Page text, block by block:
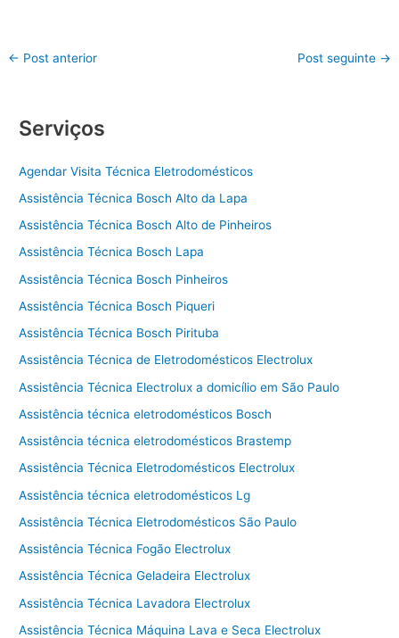
← Post anterior Post seguinte →
Serviços
Agendar Visita Técnica Eletrodomésticos
Assistência Técnica Bosch Alto da Lapa
Assistência Técnica Bosch Alto de Pinheiros
Assistência Técnica Bosch Lapa
Assistência Técnica Bosch Pinheiros
Assistência Técnica Bosch Piqueri
Assistência Técnica Bosch Pirituba
Assistência Técnica de Eletrodomésticos Electrolux
Assistência Técnica Electrolux a domicílio em São Paulo
Assistência técnica eletrodomésticos Bosch
Assistência técnica eletrodomésticos Brastemp
Assistência Técnica Eletrodomésticos Electrolux
Assistência técnica eletrodomésticos Lg
Assistência Técnica Eletrodomésticos São Paulo
Assistência Técnica Fogão Electrolux
Assistência Técnica Geladeira Electrolux
Assistência Técnica Lavadora Electrolux
Assistência Técnica Máquina Lava e Seca Electrolux